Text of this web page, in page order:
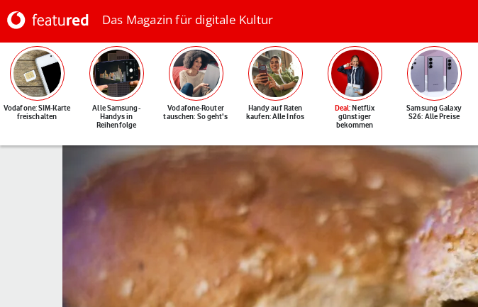
Das Magazin für digitale Kultur
Vodafone: SIM-Karte
freischalten
Alle Samsung-
Handys in
Reihenfolge
Vodafone-Router
tauschen: So geht's
Handy auf Raten
kaufen: Alle Infos
Deal: Netflix
günstiger
bekommen
Samsung Galaxy
S26: Alle Preise